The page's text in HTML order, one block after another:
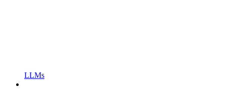
LLMs